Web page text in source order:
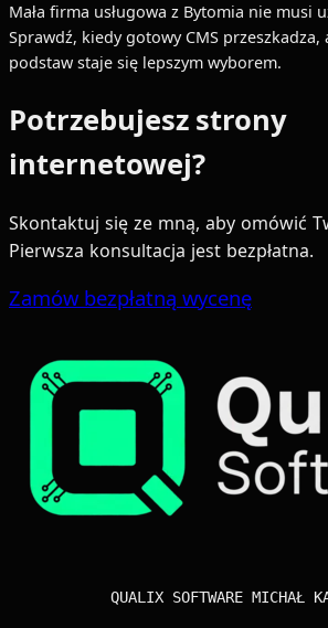
Mała firma usługowa z Bytomia nie musi
Sprawdź, kiedy gotowy CMS
podstaw staje się lepszym wyborem.
Potrzebujesz strony
internetowej?
Skontaktuj się ze mną, aby omówić
Pierwsza konsultacja jest bezpłatna.
Zamów bezpłatną wycenę
QUALIX SOFTWARE MICHAŁ